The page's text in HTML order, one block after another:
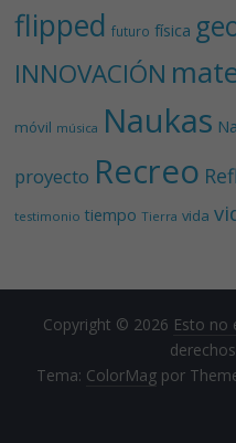
flipped futuro física
INNOVACIÓN
móvil música Naukas
proyecto Recreo
testimonio tiempo Tierra vida
Copyright © 2026 Esto no
Tema: ColorMag por